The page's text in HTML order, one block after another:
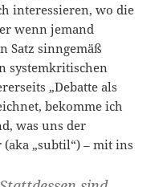
interessieren, wo die
wenn jemand
Satz sinngemäß
systemkritischen
„Debatte als
bekomme ich
was uns der
„subtil“) – mit ins